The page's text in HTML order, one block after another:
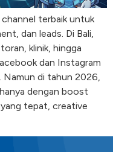
terbaik untuk
dan leads. Di Bali,
klinik, hingga
dan Instagram
di tahun 2026,
dengan boost
tepat, creative